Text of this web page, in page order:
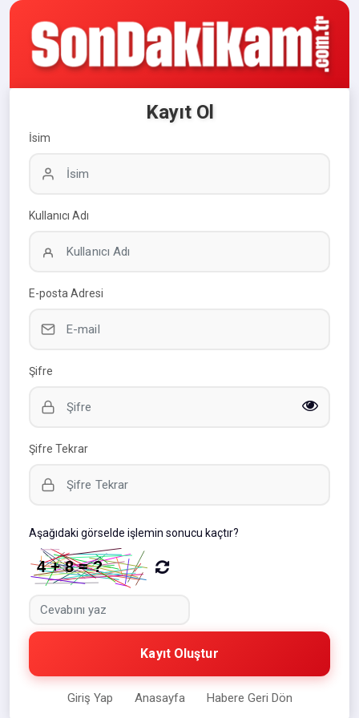
Kayıt Ol
İsim
Kullanıcı Adı
E-posta Adresi
Şifre
Şifre Tekrar
Aşağıdaki görselde işlemin sonucu kaçtır?
Kayıt Oluştur
Giriş Yap Anasayfa Habere Geri Dön